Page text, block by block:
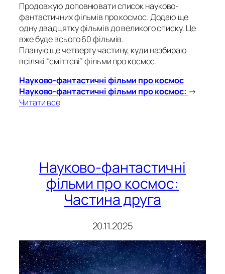
Продовжую доповнювати список науково-
фантастичних фільмів про космос. Додаю ще
одну двадцятку фільмів до великого списку. Це
вже буде всього 60 фільмів.
Планую ще четверту частину, куди назбираю
всілякі “сміттєві” фільми про космос.
Науково-фантастичні фільми про космос
Науково-фантастичні фільми про космос: →
Читати все
Науково-фантастичні
фільми про космос:
Частина друга
20.11.2025